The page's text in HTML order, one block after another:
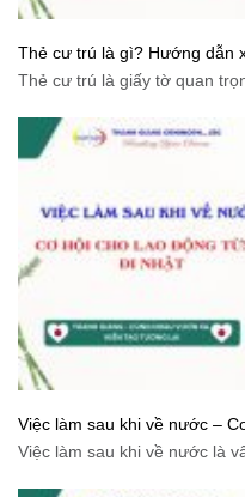
Thẻ cư trú là gì? Hướng dẫn
Thẻ cư trú là giấy tờ quan
Việc làm sau khi về nước –
Việc làm sau khi về nước là